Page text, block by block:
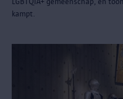
kampt.